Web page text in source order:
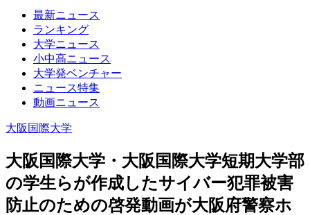
最新ニュース
ランキング
大学ニュース
小中高ニュース
大学発ベンチャー
ニュース特集
動画ニュース
大阪国際大学
大阪国際大学・大阪国際大学短期大学部
の学生らが作成したサイバー犯罪被害
防止のための啓発動画が大阪府警察ホ